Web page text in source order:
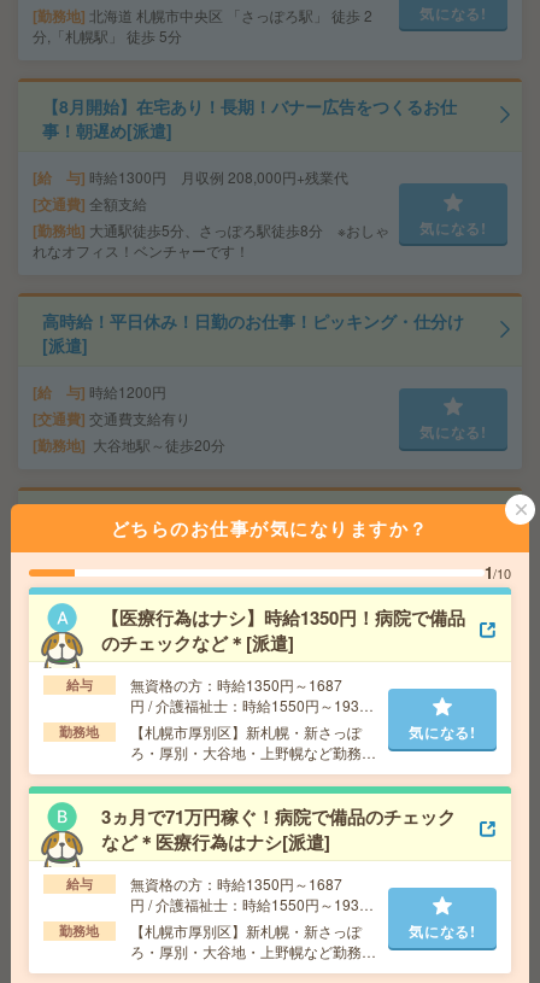
勤務地 北海道 札幌市中央区 「さっぽろ駅」 徒歩 2
分,「札幌駅」 徒歩 5分
気になる!
【8月開始】在宅あり！長期！バナー広告をつくるお仕
事！朝遅め[派遣]
給 与 時給1300円 月収例 208,000円+残業代
交通費 全額支給
勤務地 大通駅徒歩5分、さっぽろ駅徒歩8分 ※おしゃ
れなオフィス！ベンチャーです！
気になる!
高時給！平日休み！日勤のお仕事！ピッキング・仕分け
[派遣]
給 与 時給1200円
交通費 交通費支給有り
勤務地 大谷地駅～徒歩20分
気になる!
時給1500円＊【年収400万以上×正社員の可能性】賞与4
ヶ月分！手当充実＊事務[正社員への紹介予定派遣]
給 与 時給1500円
交通費 全額支給
勤務地 さっぽろ駅徒歩2分、札幌駅徒歩3分
気になる!
最大27名！10月！研修後完全在宅！大手×面接日程調整
[派遣]
給 与 時給1400円 月収例 217,000円+残業代 ◆
在宅手当（200円/日）支給あり♪
交通費 全額支給
勤務地
さっぽろ駅徒歩3分、札幌駅徒歩3分 ※駅直結
オフィス！駅直結！
気になる!
【急募】即日×高時給1400円！チームワーク良い職場！事
務アシ[派遣]
どちらのお仕事が気になりますか？
1/10
【医療行為はナシ】時給1350円！病院で備品
のチェックなど＊[派遣]
給与
無資格の方：時給1350円～1687
円 / 介護福祉士：時給1550円～1937
円 / 初任者以上：時給1450円～1812
円
勤務地
【札幌市厚別区】新札幌・新さっぽ
ろ・厚別・大谷地・上野幌など勤務地
多数！
気になる!
3ヵ月で71万円稼ぐ！病院で備品のチェック
など＊医療行為はナシ[派遣]
給与
無資格の方：時給1350円～1687
円 / 介護福祉士：時給1550円～1937
円 / 初任者以上：時給1450円～1812
円
勤務地
【札幌市厚別区】新札幌・新さっぽ
ろ・厚別・大谷地・上野幌など勤務地
多数！
気になる!